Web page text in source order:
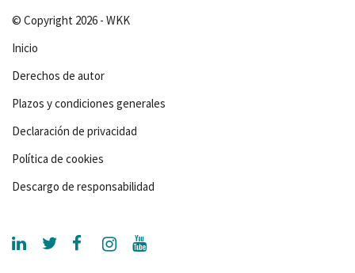
© Copyright 2026 - WKK
Inicio
Derechos de autor
Plazos y condiciones generales
Declaración de privacidad
Política de cookies
Descargo de responsabilidad